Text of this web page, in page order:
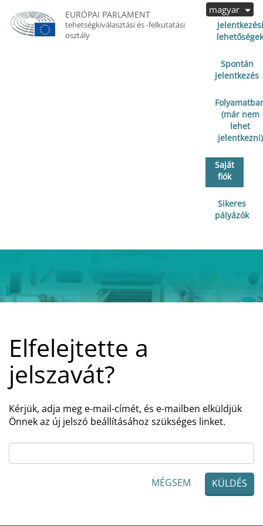
EURÓPAI PARLAMENT
tehetségkiválasztási és -felkutatási
osztály
Jelentkezési
lehetőségek
Spontán
jelentkezés
(már nem
lehet
jelentkezni)
Saját
fiók
Sikeres
pályázók
magyar
Elfelejtette a
jelszavát?
Kérjük, adja meg e-mail-címét, és e-mailben elküldjük
Önnek az új jelszó beállításához szükséges linket.
KÜLDÉS
MÉGSEM